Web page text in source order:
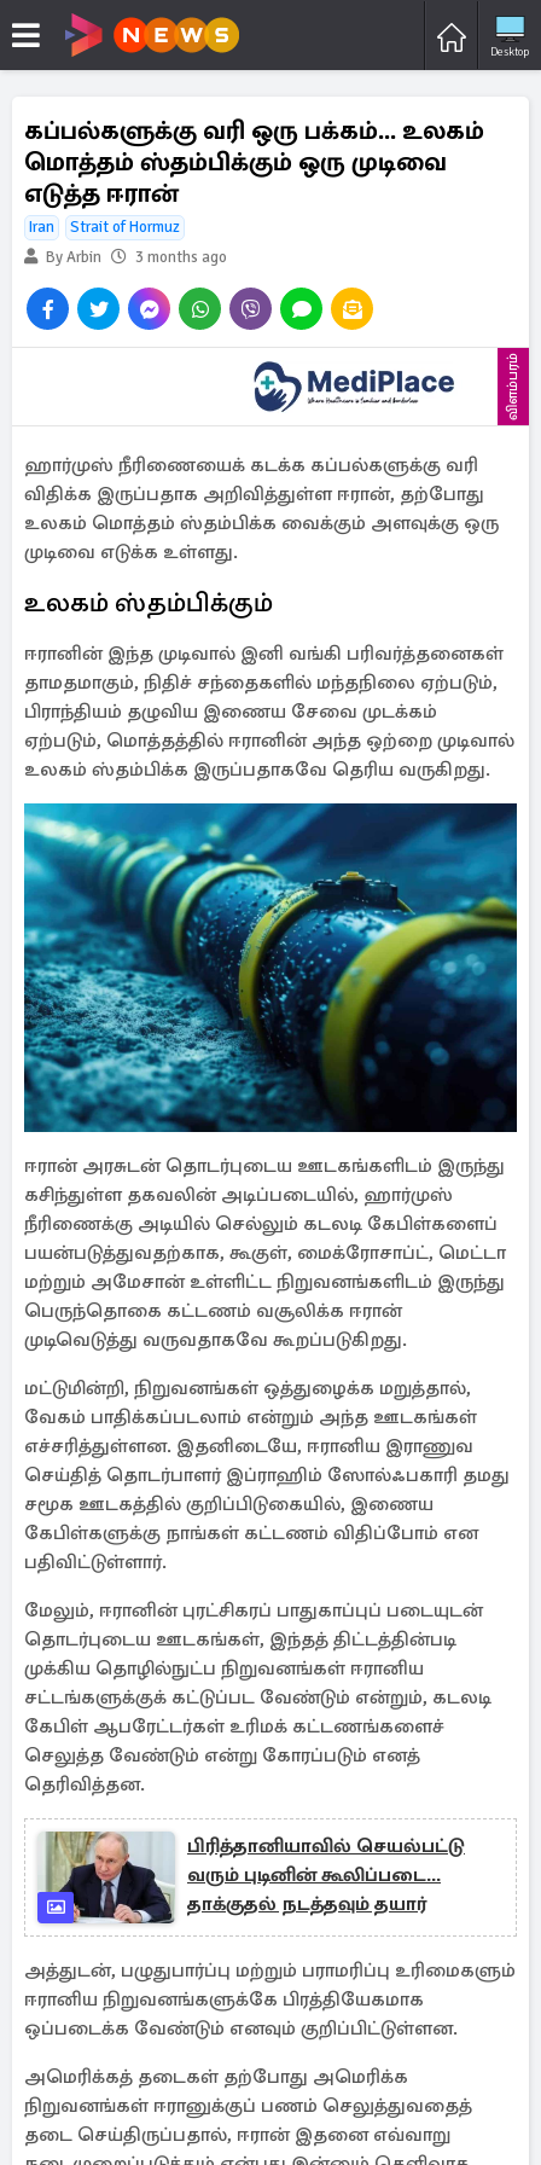
Desktop
கப்பல்களுக்கு வரி ஒரு பக்கம்... உலகம்
மொத்தம் ஸ்தம்பிக்கும் ஒரு முடிவை
எடுத்த ஈரான்
Iran
Strait of Hormuz
By Arbin
3 months ago
விளம்பரம்
ஹார்முஸ் நீரிணையைக் கடக்க கப்பல்களுக்கு வரி
விதிக்க இருப்பதாக அறிவித்துள்ள ஈரான், தற்போது
உலகம் மொத்தம் ஸ்தம்பிக்க வைக்கும் அளவுக்கு ஒரு
முடிவை எடுக்க உள்ளது.
உலகம் ஸ்தம்பிக்கும்
ஈரானின் இந்த முடிவால் இனி வங்கி பரிவர்த்தனைகள்
தாமதமாகும், நிதிச் சந்தைகளில் மந்தநிலை ஏற்படும்,
பிராந்தியம் தழுவிய இணைய சேவை முடக்கம்
ஏற்படும், மொத்தத்தில் ஈரானின் அந்த ஒற்றை முடிவால்
உலகம் ஸ்தம்பிக்க இருப்பதாகவே தெரிய வருகிறது.
ஈரான் அரசுடன் தொடர்புடைய ஊடகங்களிடம் இருந்து
கசிந்துள்ள தகவலின் அடிப்படையில், ஹார்முஸ்
நீரிணைக்கு அடியில் செல்லும் கடலடி கேபிள்களைப்
பயன்படுத்துவதற்காக, கூகுள், மைக்ரோசாப்ட், மெட்டா
மற்றும் அமேசான் உள்ளிட்ட நிறுவனங்களிடம் இருந்து
பெருந்தொகை கட்டணம் வசூலிக்க ஈரான்
முடிவெடுத்து வருவதாகவே கூறப்படுகிறது.
மட்டுமின்றி, நிறுவனங்கள் ஒத்துழைக்க மறுத்தால்,
வேகம் பாதிக்கப்படலாம் என்றும் அந்த ஊடகங்கள்
எச்சரித்துள்ளன. இதனிடையே, ஈரானிய இராணுவ
செய்தித் தொடர்பாளர் இப்ராஹிம் ஸோல்ஃபகாரி தமது
சமூக ஊடகத்தில் குறிப்பிடுகையில், இணைய
கேபிள்களுக்கு நாங்கள் கட்டணம் விதிப்போம் என
பதிவிட்டுள்ளார்.
மேலும், ஈரானின் புரட்சிகரப் பாதுகாப்புப் படையுடன்
தொடர்புடைய ஊடகங்கள், இந்தத் திட்டத்தின்படி
முக்கிய தொழில்நுட்ப நிறுவனங்கள் ஈரானிய
சட்டங்களுக்குக் கட்டுப்பட வேண்டும் என்றும், கடலடி
கேபிள் ஆபரேட்டர்கள் உரிமக் கட்டணங்களைச்
செலுத்த வேண்டும் என்று கோரப்படும் எனத்
தெரிவித்தன.
பிரித்தானியாவில் செயல்பட்டு
வரும் புடினின் கூலிப்படை...
தாக்குதல் நடத்தவும் தயார்
அத்துடன், பழுதுபார்ப்பு மற்றும் பராமரிப்பு உரிமைகளும்
ஈரானிய நிறுவனங்களுக்கே பிரத்தியேகமாக
ஒப்படைக்க வேண்டும் எனவும் குறிப்பிட்டுள்ளன.
அமெரிக்கத் தடைகள் தற்போது அமெரிக்க
நிறுவனங்கள் ஈரானுக்குப் பணம் செலுத்துவதைத்
தடை செய்திருப்பதால், ஈரான் இதனை எவ்வாறு